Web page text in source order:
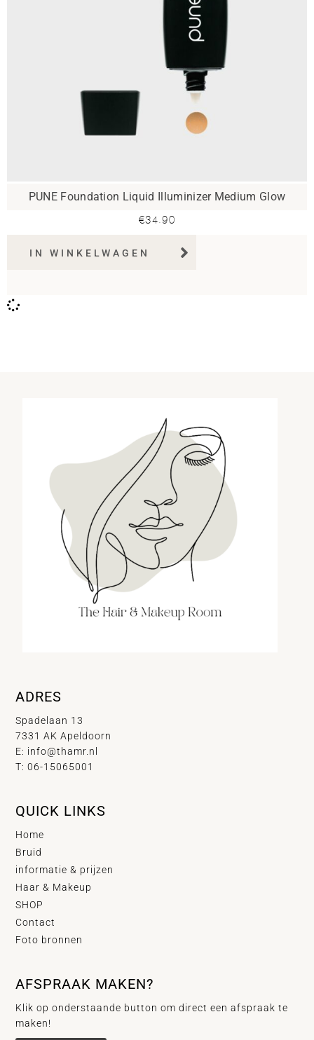
PUNE Foundation Liquid Illuminizer Medium Glow
€34.90
IN WINKELWAGEN
ADRES
Spadelaan 13
7331 AK Apeldoorn
E: info@thamr.nl
T: 06-15065001
QUICK LINKS
Home
Bruid
informatie & prijzen
Haar & Makeup
SHOP
Contact
Foto bronnen
AFSPRAAK MAKEN?
Klik op onderstaande button om direct een afspraak te
maken!